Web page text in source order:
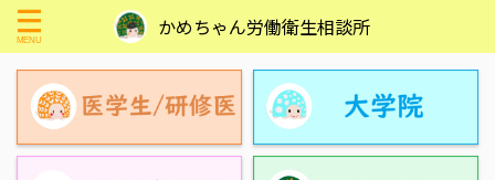
かめちゃん労働衛生相談所